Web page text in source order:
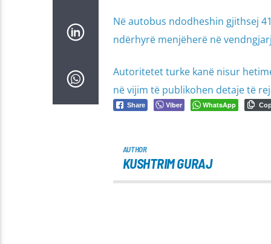
Në autobus ndodheshin gjithsej
ndërhyrë menjëherë në
Autoritetet turke kanë nisur
në vijim të publikohen detaje të
Share Viber WhatsApp
AUTHOR
KUSHTRIM GURAJ